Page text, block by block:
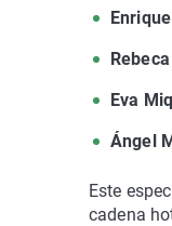
Eva
Ángel
Este
cadena